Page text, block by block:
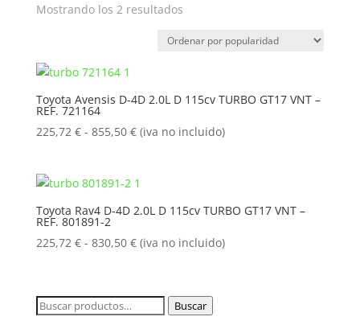
Mostrando los 2 resultadosOrdenado
popularidad
Toyota Avensis D-4D 2.0L D 115cv TURBO GT17 VNT –
REF. 721164
225,72 € - 855,50 €Rango
desde
225,72 €
855,50 €
(iva no incluido)
Toyota Rav4 D-4D 2.0L D 115cv TURBO GT17 VNT –
REF. 801891-2
225,72 € - 830,50 €Rango
desde
225,72 €
(iva no incluido)
Buscar
Buscar